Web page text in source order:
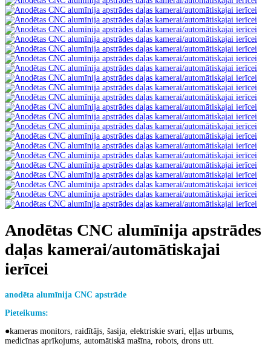
Anodētas CNC alumīnija apstrādes
daļas kamerai/automātiskajai
ierīcei
anodēta alumīnija CNC apstrāde
Pieteikums:
●kameras monitors, raidītājs, šasija, elektriskie svari, eļļas urbums,
medicīnas aprīkojums, automātiskā mašīna, robots, drons utt.